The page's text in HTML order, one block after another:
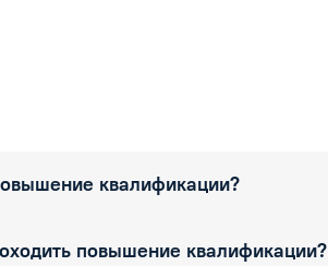
квалификации?
повышение квалификации?